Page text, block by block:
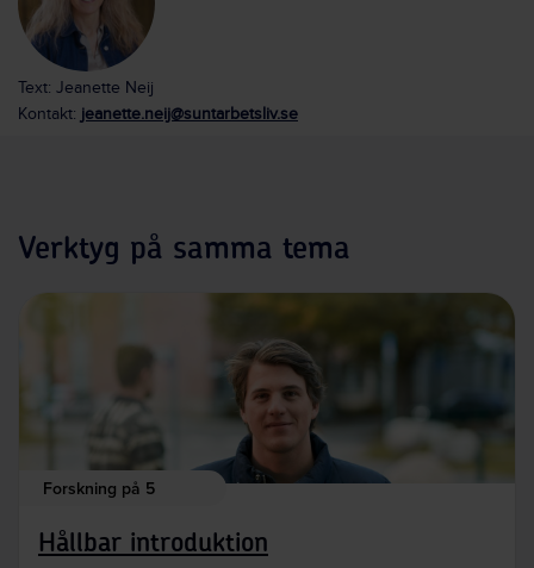
Text: Jeanette Neij
Kontakt: jeanette.neij@suntarbetsliv.se
Verktyg på samma tema
Forskning på 5
Hållbar introduktion